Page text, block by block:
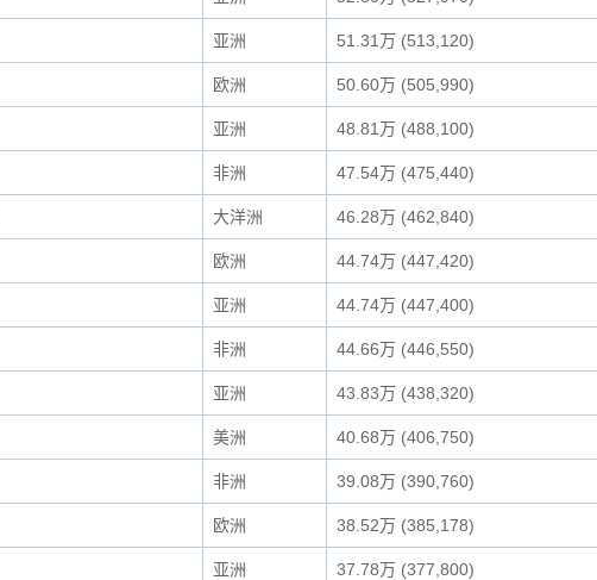
亚洲 51.31万 (513,120)
欧洲 50.60万 (505,990)
亚洲 48.81万 (488,100)
非洲 47.54万 (475,440)
大洋洲 46.28万 (462,840)
欧洲 44.74万 (447,420)
亚洲 44.74万 (447,400)
非洲 44.66万 (446,550)
亚洲 43.83万 (438,320)
美洲 40.68万 (406,750)
非洲 39.08万 (390,760)
欧洲 38.52万 (385,178)
亚洲 37.78万 (377,800)